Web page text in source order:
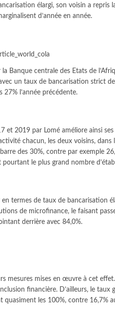
élargi, son voisin a repris
d’année en année.
Banque centrale des Etats de
un taux de bancarisation strict
l’année précédente.
et 2019 par Lomé améliore ainsi
chacun, les deux voisins, dans
des 30%, contre par exemple
le plus grand nombre
termes de taux de bancarisation
de microfinance, le faisant
derrière avec 84,0%.
mesures mises en œuvre à cet
financière. D’ailleurs, le taux
les 100%, contre 16,7%